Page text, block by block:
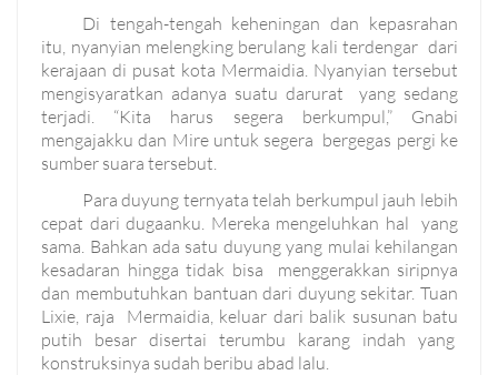
Di tengah-tengah keheningan dan kepasrahan
itu, nyanyian melengking berulang kali terdengar dari
kerajaan di pusat kota Mermaidia. Nyanyian tersebut
mengisyaratkan adanya suatu darurat yang sedang
terjadi. “Kita harus segera berkumpul,” Gnabi
mengajakku dan Mire untuk segera bergegas pergi ke
sumber suara tersebut.
Para duyung ternyata telah berkumpul jauh lebih
cepat dari dugaanku. Mereka mengeluhkan hal yang
sama. Bahkan ada satu duyung yang mulai kehilangan
kesadaran hingga tidak bisa menggerakkan siripnya
dan membutuhkan bantuan dari duyung sekitar. Tuan
Lixie, raja Mermaidia, keluar dari balik susunan batu
putih besar disertai terumbu karang indah yang
konstruksinya sudah beribu abad lalu.